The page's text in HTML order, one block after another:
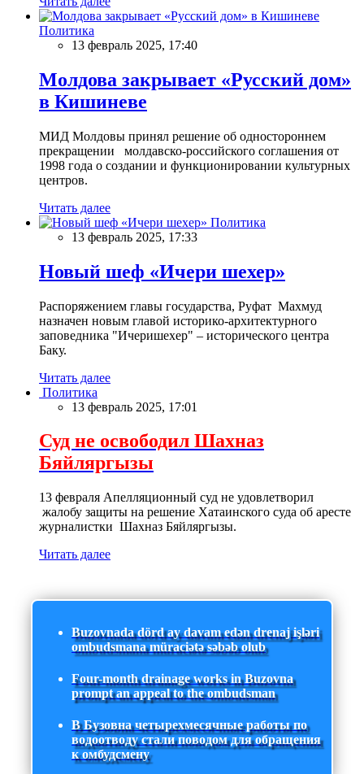
Политика
13 февраль 2025, 17:40
Молдова закрывает «Русский дом»
в Кишиневе
МИД Молдовы принял решение об одностороннем
прекращении молдавско-российского соглашения от
1998 года о создании и функционировании культурных
центров.
Читать далее
Политика
13 февраль 2025, 17:33
Новый шеф «Ичери шехер»
Распоряжением главы государства, Руфат Махмуд
назначен новым главой историко-архитектурного
заповедника "Ичеришехер" – исторического центра
Баку.
Читать далее
Политика
13 февраль 2025, 17:01
Суд не освободил Шахназ
Бяйляргызы
13 февраля Апелляционный суд не удовлетворил
жалобу защиты на решение Хатаинского суда об аресте
журналистки Шахназ Бяйляргызы.
Читать далее
Buzovnada dörd ay davam edən drenaj işləri
ombudsmana müraciətə səbəb olub
Four-month drainage works in Buzovna
prompt an appeal to the ombudsman
В Бузовна четырехмесячные работы по
водоотводу стали поводом для обращения
к омбудсмену